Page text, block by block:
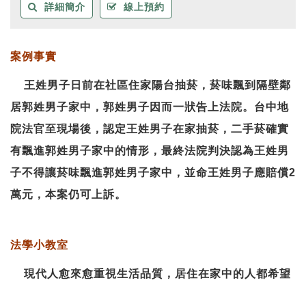
詳細簡介 線上預約
案例事實
王姓男子日前在社區住家陽台抽菸，菸味飄到隔壁鄰
居郭姓男子家中，郭姓男子因而一狀告上法院。台中地
院法官至現場後，認定王姓男子在家抽菸，二手菸確實
有飄進郭姓男子家中的情形，最終法院判決認為王姓男
子不得讓菸味飄進郭姓男子家中，並命王姓男子應賠償2
萬元，本案仍可上訴。
法學小教室
現代人愈來愈重視生活品質，居住在家中的人都希望